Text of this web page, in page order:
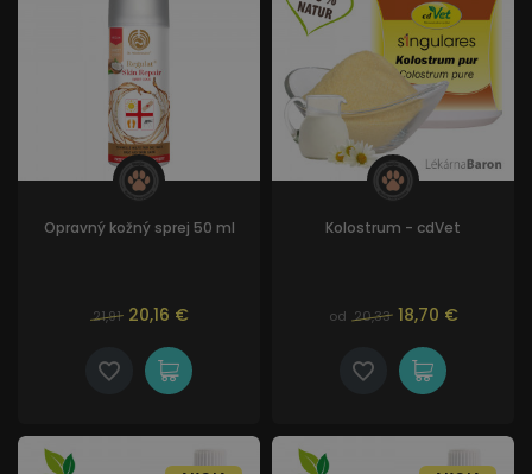
Opravný kožný sprej 50 ml
21,91 20,16 €
Kolostrum - cdVet
od 20,33 18,70 €